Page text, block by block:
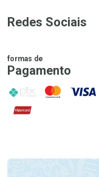
Redes Sociais
formas de
Pagamento
PIX MasterCard
VISA
Hipercard
Promoção